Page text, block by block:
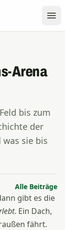
Arena
bis zum
der
sie bis
Alle Beiträge
gibt es die
. Ein Dach,
fährt.